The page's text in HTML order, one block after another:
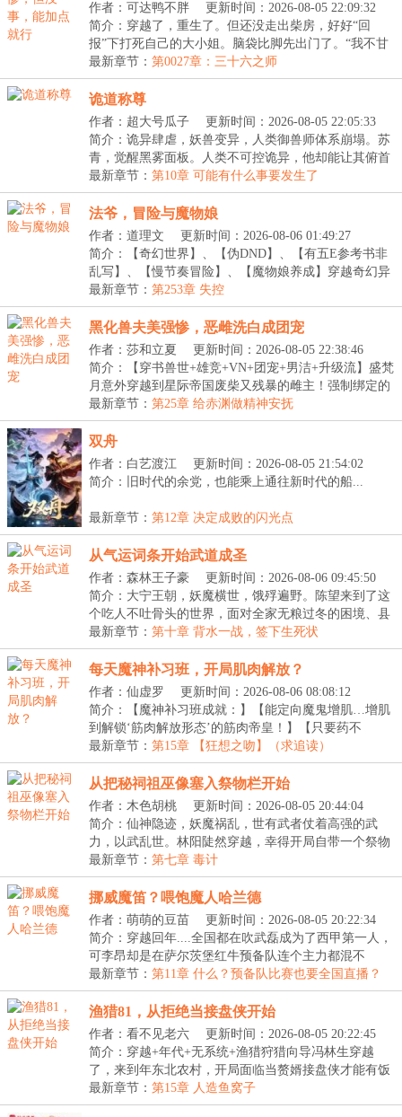
作者：可达鸭不胖
更新时间：2026-08-05 22:09:32
简介：穿越了，重生了。但还没走出柴房，好好“回
报”下打死自己的大小姐。脑袋比脚先出门了。“我不甘
心...
最新章节： 第0027章：三十六之师
诡道称尊
作者：超大号瓜子
更新时间：2026-08-05 22:05:33
简介：诡异肆虐，妖兽变异，人类御兽师体系崩塌。苏
青，觉醒黑雾面板。人类不可控诡异，他却能让其俯首
称...
最新章节： 第10章 可能有什么事要发生了
法爷，冒险与魔物娘
作者：道理文
更新时间：2026-08-06 01:49:27
简介：【奇幻世界】、【伪DND】、【有五E参考书非
乱写】、【慢节奏冒险】、【魔物娘养成】穿越奇幻异
世界...
最新章节： 第253章 失控
黑化兽夫美强惨，恶雌洗白成团宠
作者：莎和立夏
更新时间：2026-08-05 22:38:46
简介：【穿书兽世+雄竞+VN+团宠+男洁+升级流】盛梵
月意外穿越到星际帝国废柴又残暴的雌主！强制绑定的
五...
最新章节： 第25章 给赤渊做精神安抚
双舟
作者：白艺渡江
更新时间：2026-08-05 21:54:02
简介：旧时代的余党，也能乘上通往新时代的船...
最新章节： 第12章 决定成败的闪光点
从气运词条开始武道成圣
作者：森林王子豪
更新时间：2026-08-06 09:45:50
简介：大宁王朝，妖魔横世，饿殍遍野。陈望来到了这
个吃人不吐骨头的世界，面对全家无粮过冬的困境、县
里...
最新章节： 第十章 背水一战，签下生死状
每天魔神补习班，开局肌肉解放？
作者：仙虚罗
更新时间：2026-08-06 08:08:12
简介：【魔神补习班成就：】【能定向魔鬼增肌…增肌
到解锁‘筋肉解放形态’的筋肉帝皇！】【只要药不
死，...
最新章节： 第15章 【狂想之吻】（求追读）
从把秘祠祖巫像塞入祭物栏开始
作者：木色胡桃
更新时间：2026-08-05 20:44:04
简介：仙神隐迹，妖魔祸乱，世有武者仗着高强的武
力，以武乱世。林阳陡然穿越，幸得开局自带一个祭物
台，...
最新章节： 第七章 毒计
挪威魔笛？喂饱魔人哈兰德
作者：萌萌的豆苗
更新时间：2026-08-05 20:22:34
简介：穿越回年....全国都在吹武磊成为了西甲第一人，
可李昂却是在萨尔茨堡红牛预备队连个主力都混不
上。...
最新章节： 第11章 什么？预备队比赛也要全国直播？
渔猎81，从拒绝当接盘侠开始
作者：看不见老六
更新时间：2026-08-05 20:22:45
简介：穿越+年代+无系统+渔猎狩猎向导冯林生穿越
了，来到年东北农村，开局面临当赘婿接盘侠才能有饭
吃的...
最新章节： 第15章 人造鱼窝子